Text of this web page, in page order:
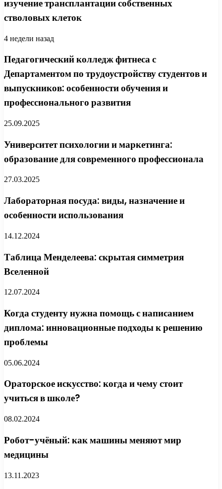
изучение трансплантации собственных
стволовых клеток
4 недели назад
Педагогический колледж фитнеса с
Департаментом по трудоустройству студентов и
выпускников: особенности обучения и
профессионального развития
25.09.2025
Университет психологии и маркетинга:
образование для современного профессионала
27.03.2025
Лабораторная посуда: виды, назначение и
особенности использования
14.12.2024
Таблица Менделеева: скрытая симметрия
Вселенной
12.07.2024
Когда студенту нужна помощь с написанием
диплома: инновационные подходы к решению
проблемы
05.06.2024
Ораторское искусство: когда и чему стоит
учиться в школе?
08.02.2024
Робот-учёный: как машины меняют мир
медицины
13.11.2023